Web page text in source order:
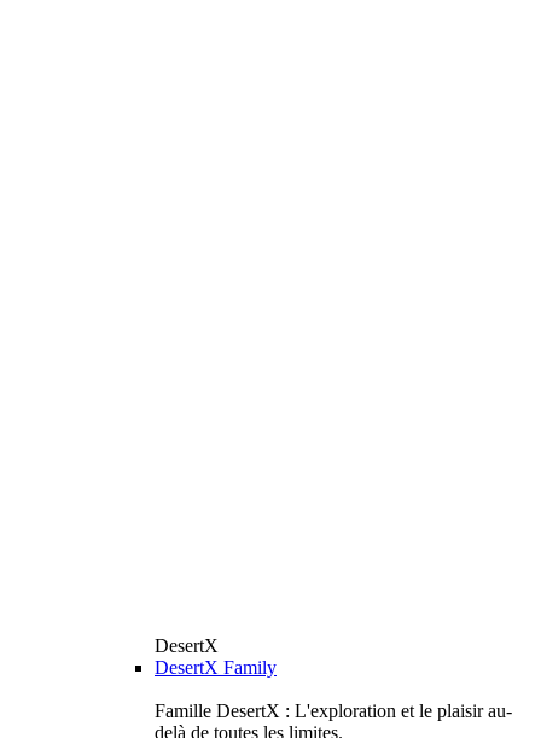
DesertX
DesertX Family
Famille DesertX : L'exploration et le plaisir au-
delà de toutes les limites.